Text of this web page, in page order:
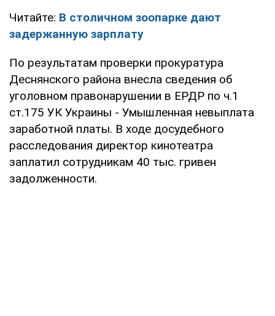
Читайте: В столичном зоопарке дают
задержанную зарплату
По результатам проверки прокуратура
Деснянского района внесла сведения об
уголовном правонарушении в ЕРДР по ч.1
ст.175 УК Украины - Умышленная невыплата
заработной платы. В ходе досудебного
расследования директор кинотеатра
заплатил сотрудникам 40 тыс. гривен
задолженности.